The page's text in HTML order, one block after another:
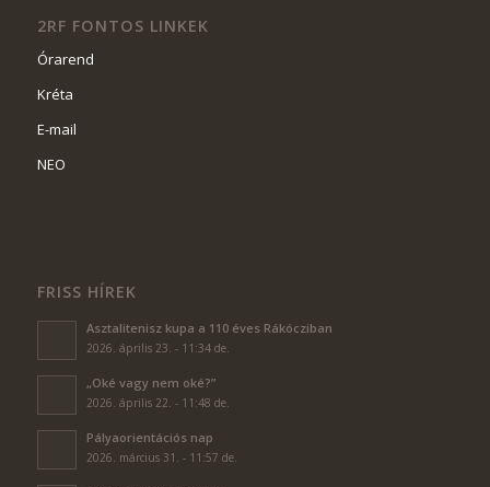
2RF FONTOS LINKEK
Órarend
Kréta
E-mail
NEO
FRISS HÍREK
Asztalitenisz kupa a 110 éves Rákócziban
2026. április 23. - 11:34 de.
„Oké vagy nem oké?”
2026. április 22. - 11:48 de.
Pályaorientációs nap
2026. március 31. - 11:57 de.